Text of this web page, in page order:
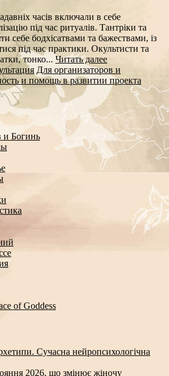
часів включали в себе
під час ритуалів. Тантріки та
себе бодхісатвами та бажествами, із
під час практики. Окультисти та
тонко... Читать далее
Для организаторов и
и помощь в развитии проекта
и Богинь
of Goddess
Сучасна нейропсихологічна
2026, що змінює жіночу